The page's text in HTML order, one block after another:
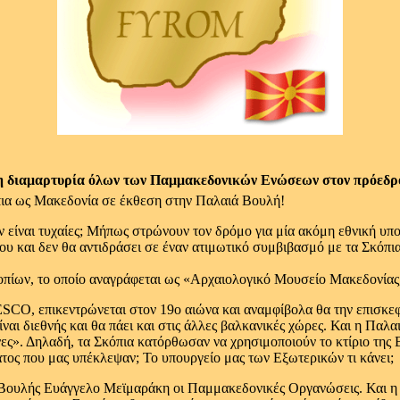
διαμαρτυρία όλων των Παμμακεδονικών Ενώσεων στον
είναι τυχαίες; Μήπως στρώνουν τον δρόμο για μία ακόμη εθνική
και δεν θα αντιδράσει σε έναν ατιμωτικό συμβιβασμό με τα
το οποίο αναγράφεται ως «Αρχαιολογικό Μουσείο
επικεντρώνεται στον 19ο αιώνα και αναμφίβολα θα την
διεθνής και θα πάει και στις άλλες βαλκανικές χώρες. Και η
Δηλαδή, τα Σκόπια κατόρθωσαν να χρησιμοποιούν το κτίριο της
που μας υπέκλεψαν; Το υπουργείο μας των Εξωτερικών τι κάνει;
Ευάγγελο Μεϊμαράκη οι Παμμακεδονικές Οργανώσεις. Και η